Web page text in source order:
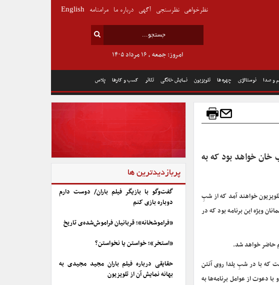
و صدا نوستالژی چهره ها تلویزیون نمایش خانگی تئاتر کسب و کارها پلاس
امروز: جمعه , ۱۶ مرداد ۱۴۰۵
نظرخواهی نظرسنجی آگهی درباره ما مرامنامه English
خان خواهد بود که به
خواهند آمد که از شبِ
ویژه این برنامه بود که در
حاضر خواهد شد.
که با در شبِ یلدا روی آنتن
دعوت از عوامل برنامه‌ها به
پربازدیدترین ها
گفت‌وگو با بازیگر فیلم باران/ دوست دارم
دوباره بازی کنم
«فراموشخانه»؛ قربانیان فراموش‌شده‌ی تاریخ
«استخر»؛ خواستن یا نخواستن؟
حقایقی درباره فیلم باران مجید مجیدی به
بهانه نمایش آن از تلویزیون